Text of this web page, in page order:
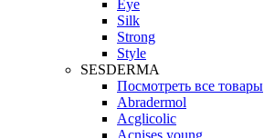
Eye
Silk
Strong
Style
SESDERMA
Посмотреть все товары
Abradermol
Acglicolic
Acnises young